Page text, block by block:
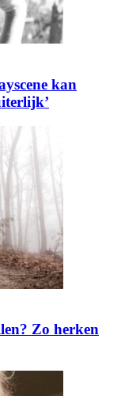
kan
Zo herken